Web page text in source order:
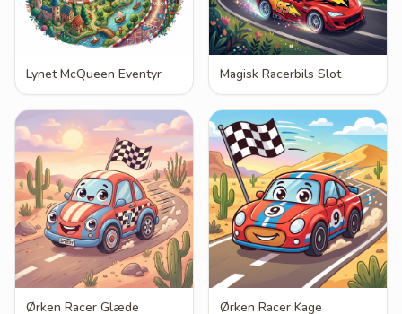
Lynet McQueen Eventyr Magisk Racerbils Slot
Ørken Racer Glæde Ørken Racer Kage